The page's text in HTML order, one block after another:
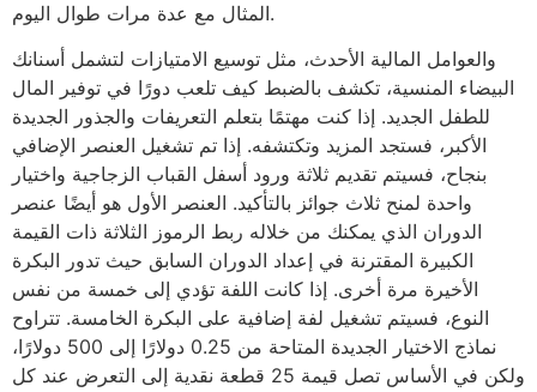
المثال مع عدة مرات طوال اليوم.
والعوامل المالية الأحدث، مثل توسيع الامتيازات لتشمل أسنانك
البيضاء المنسية، تكشف بالضبط كيف تلعب دورًا في توفير المال
للطفل الجديد. إذا كنت مهتمًا بتعلم التعريفات والجذور الجديدة
الأكبر، فستجد المزيد وتكتشفه. إذا تم تشغيل العنصر الإضافي
بنجاح، فسيتم تقديم ثلاثة ورود أسفل القباب الزجاجية واختيار
واحدة لمنح ثلاث جوائز بالتأكيد. العنصر الأول هو أيضًا عنصر
الدوران الذي يمكنك من خلاله ربط الرموز الثلاثة ذات القيمة
الكبيرة المقترنة في إعداد الدوران السابق حيث تدور البكرة
الأخيرة مرة أخرى. إذا كانت اللفة تؤدي إلى خمسة من نفس
النوع، فسيتم تشغيل لفة إضافية على البكرة الخامسة. تتراوح
نماذج الاختيار الجديدة المتاحة من 0.25 دولارًا إلى 500 دولارًا،
ولكن في الأساس تصل قيمة 25 قطعة نقدية إلى التعرض عند كل